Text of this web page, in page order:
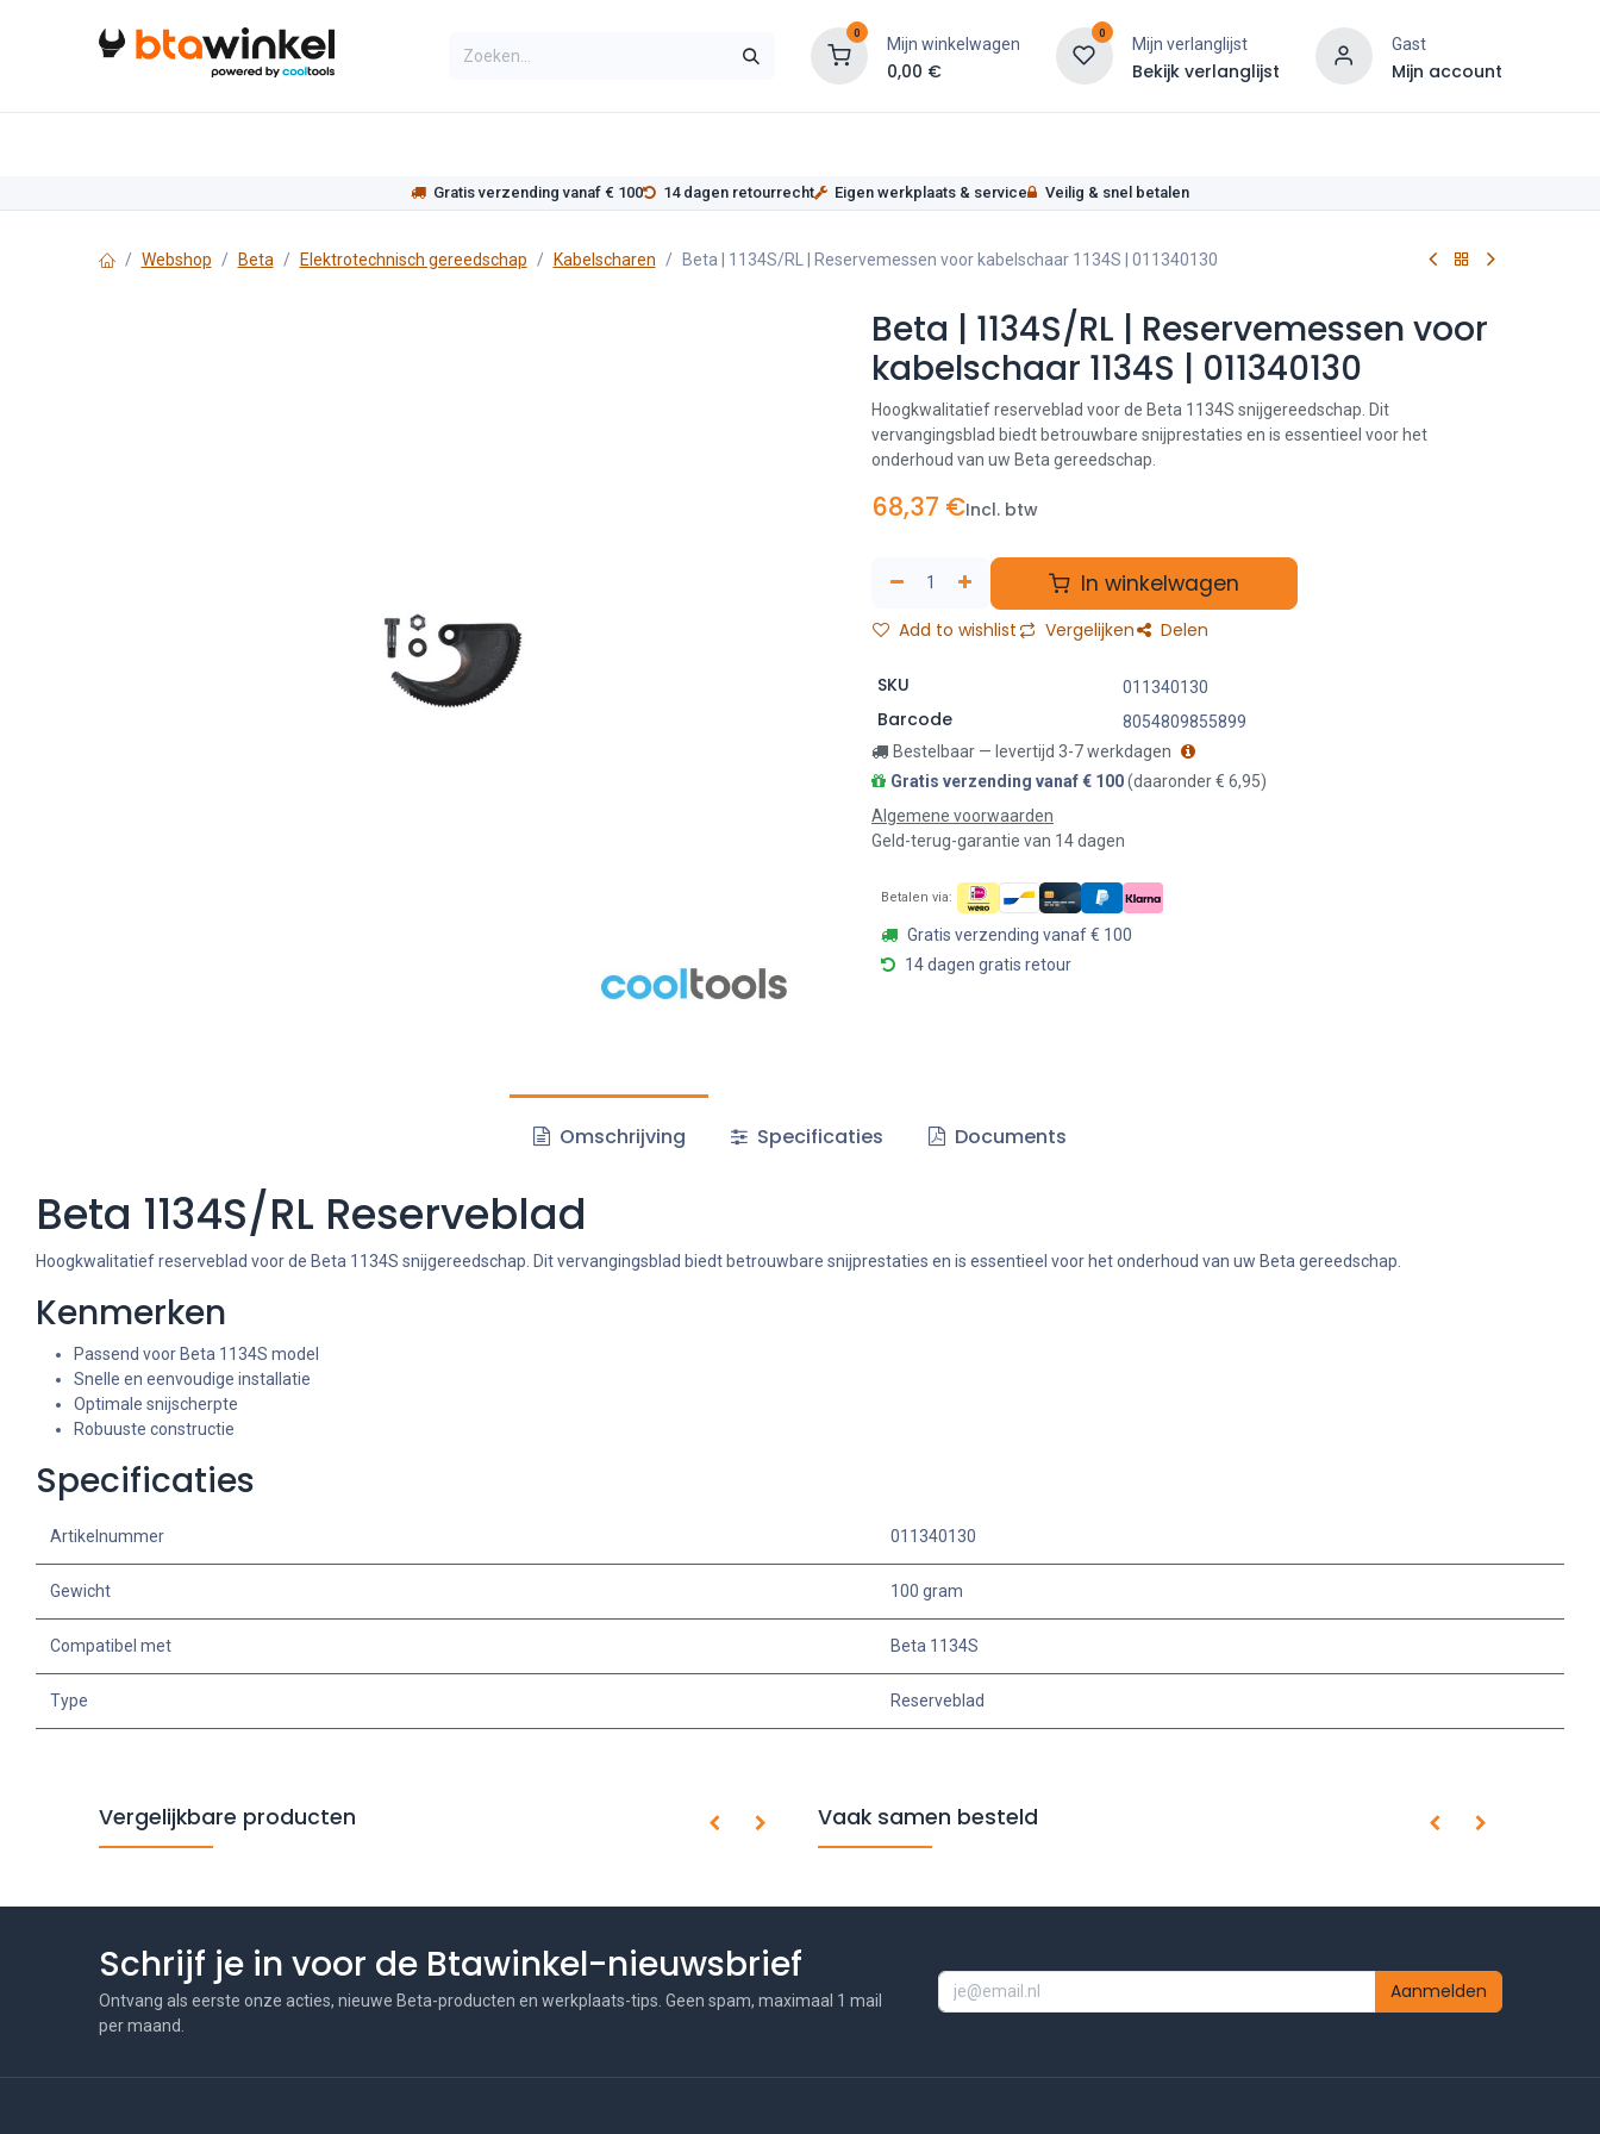
0
Mijn winkelwagen
0,00 €
0
Mijn verlanglijst
Bekijk verlanglijst
Gast
Mijn account
Gratis verzending vanaf € 100 14 dagen retourrecht Eigen werkplaats & service Veilig & snel betalen
Webshop Beta Elektrotechnisch gereedschap Kabelscharen Beta | 1134S/RL | Reservemessen voor kabelschaar 1134S | 011340130
Beta | 1134S/RL | Reservemessen voor
kabelschaar 1134S | 011340130
Hoogkwalitatief reserveblad voor de Beta 1134S snijgereedschap. Dit
vervangingsblad biedt betrouwbare snijprestaties en is essentieel voor het
onderhoud van uw Beta gereedschap.
68,37 €Incl. btw
In winkelwagen
Add to wishlist Vergelijken Delen
SKU 011340130
Barcode
8054809855899
Bestelbaar — levertijd 3-7 werkdagen
Gratis verzending vanaf € 100(daaronder € 6,95)
Algemene voorwaarden
Geld-terug-garantie van 14 dagen
Betalen via:
Gratis verzending vanaf € 100
14 dagen gratis retour
Omschrijving Specificaties Documents
Beta 1134S/RL Reserveblad
Hoogkwalitatief reserveblad voor de Beta 1134S snijgereedschap. Dit vervangingsblad biedt betrouwbare snijprestaties en is essentieel voor het onderhoud van uw Beta gereedschap.
Kenmerken
Passend voor Beta 1134S model
Snelle en eenvoudige installatie
Optimale snijscherpte
Robuuste constructie
Specificaties
Artikelnummer 011340130
Gewicht 100 gram
Compatibel met Beta 1134S
Type Reserveblad
Vergelijkbare producten Vaak samen besteld
Schrijf je in voor de Btawinkel-nieuwsbrief
Ontvang als eerste onze acties, nieuwe Beta-producten en werkplaats-tips. Geen spam, maximaal 1 mail
per maand.
Aanmelden